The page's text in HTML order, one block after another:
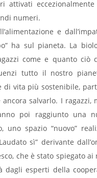
attivati
numeri.
e
ha sul pianeta. La
come e quanto ciò
tutto il nostro
di vita più sostenibile,
salvarlo. I ragazzi,
poi raggiunto una
uno spazio “nuovo”
sì” derivante
che è stato spiegato
dagli esperti della